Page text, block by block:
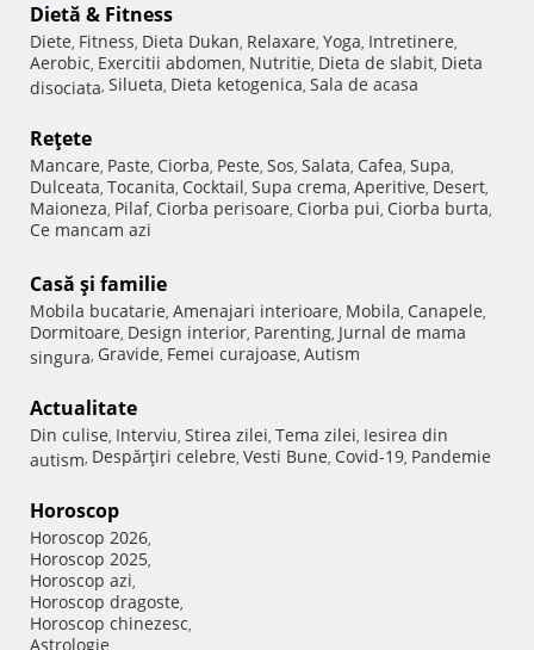
Dietă & Fitness
Diete, Fitness, Dieta Dukan, Relaxare, Yoga, Intretinere,
Aerobic, Exercitii abdomen, Nutritie, Dieta de slabit, Dieta
disociata, Silueta, Dieta ketogenica, Sala de acasa
Reţete
Mancare, Paste, Ciorba, Peste, Sos, Salata, Cafea, Supa,
Dulceata, Tocanita, Cocktail, Supa crema, Aperitive, Desert,
Maioneza, Pilaf, Ciorba perisoare, Ciorba pui, Ciorba burta,
Ce mancam azi
Casă şi familie
Mobila bucatarie, Amenajari interioare, Mobila, Canapele,
Dormitoare, Design interior, Parenting, Jurnal de mama
singura, Gravide, Femei curajoase, Autism
Actualitate
Din culise, Interviu, Stirea zilei, Tema zilei, Iesirea din
autism, Despărţiri celebre, Vesti Bune, Covid-19, Pandemie
Horoscop
Horoscop 2026,
Horoscop 2025,
Horoscop azi,
Horoscop dragoste,
Horoscop chinezesc,
Astrologie